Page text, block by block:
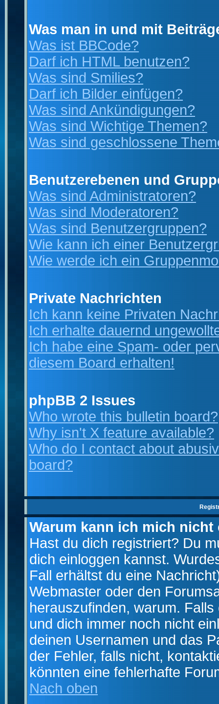
Was man in und mit
Was ist BBCode?
Darf ich HTML benutzen?
Was sind Smilies?
Darf ich Bilder einfügen?
Was sind Ankündigungen?
Was sind Wichtige Themen?
Was sind geschlossene
Benutzerebenen und
Was sind Administratoren?
Was sind Moderatoren?
Was sind Benutzergruppen?
Wie kann ich einer
Wie werde ich ein
Private Nachrichten
Ich kann keine Privaten
Ich erhalte dauernd
Ich habe eine Spam- oder
diesem Board erhalten!
phpBB 2 Issues
Who wrote this bulletin board?
Why isn't X feature available?
Who do I contact about
board?
Warum kann ich mich nicht
Hast du dich registriert? Du
dich einloggen kannst.
Fall erhältst du eine
Webmaster oder den
herauszufinden, warum.
und dich immer noch nicht
deinen Usernamen und das
der Fehler, falls nicht,
könnten eine fehlerhafte
Nach oben